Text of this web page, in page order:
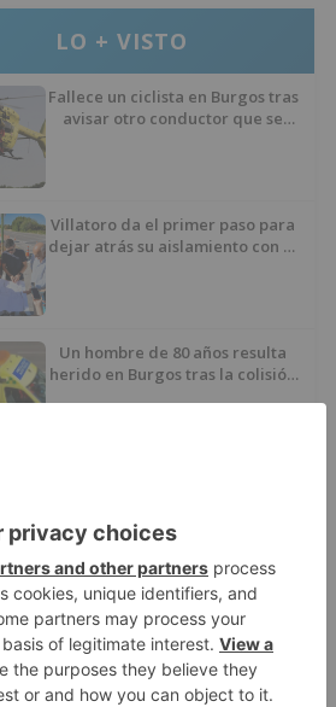
LO + VISTO
Fallece un ciclista en Burgos tras
avisar otro conductor que se
Villatoro da el primer paso para
dejar atrás su aislamiento con el
Un hombre de 80 años resulta
herido en Burgos tras la colisión
La Guardia Civil desmonta la
versión de un repartidor tras
desaparecer 3.256 euros